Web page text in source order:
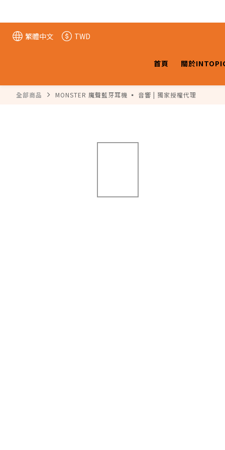
繁體中文 TWD
首頁 關於
全部商品 MONSTER 魔聲藍牙耳機 ▪️ 音響 | 獨家授權代理